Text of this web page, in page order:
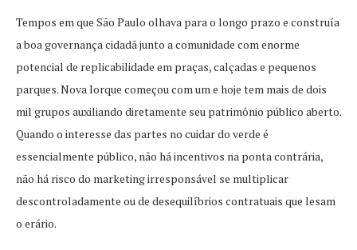
Tempos em que São Paulo olhava para o longo prazo e construía
a boa governança cidadã junto a comunidade com enorme
potencial de replicabilidade em praças, calçadas e pequenos
parques. Nova Iorque começou com um e hoje tem mais de dois
mil grupos auxiliando diretamente seu patrimônio público aberto.
Quando o interesse das partes no cuidar do verde é
essencialmente público, não há incentivos na ponta contrária,
não há risco do marketing irresponsável se multiplicar
descontroladamente ou de desequilíbrios contratuais que lesam
o erário.